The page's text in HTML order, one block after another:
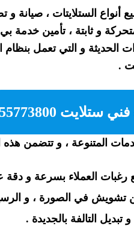
الستلايتات ، صيانة و
و ثابتة ، تأمين خدمة
الحديثة و التي تعمل
.
ستلايت 55773800
المتنوعة ، و تتضمن هذه
العملاء بسرعة و دقة
تشويش في الصورة ، و
تبديل التالفة بالجديدة .